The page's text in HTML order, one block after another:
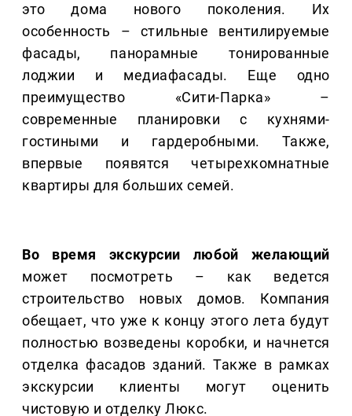
это дома нового поколения. Их
особенность – стильные вентилируемые
фасады, панорамные тонированные
лоджии и медиафасады. Еще одно
преимущество «Сити-Парка» –
современные планировки с кухнями-
гостиными и гардеробными. Также,
впервые появятся четырехкомнатные
квартиры для больших семей.
Во время экскурсии любой желающий
может посмотреть – как ведется
строительство новых домов. Компания
обещает, что уже к концу этого лета будут
полностью возведены коробки, и начнется
отделка фасадов зданий. Также в рамках
экскурсии клиенты могут оценить
чистовую и отделку Люкс.